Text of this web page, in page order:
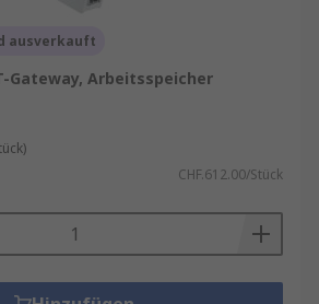
ausverkauft
Gateway, Arbeitsspeicher
CHF.612.00/Stück